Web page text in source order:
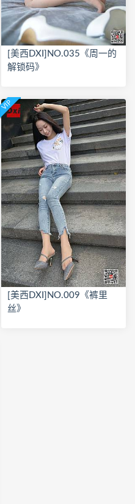
[美西DXI]NO.035《周一的
解锁码》
VIP
[美西DXI]NO.009《裤里
丝》